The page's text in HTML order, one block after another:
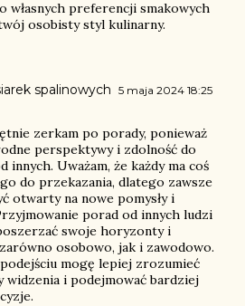
własnych preferencji smakowych
osobisty styl kulinarny.
spalinowych 5 maja 2024 18:25
zerkam po porady, ponieważ
perspektywy i zdolność do
innych. Uważam, że każdy ma coś
do przekazania, dlatego zawsze
otwarty na nowe pomysły i
porad od innych ludzi
swoje horyzonty i
osobowo, jak i zawodowo.
mogę lepiej zrozumieć
widzenia i podejmować bardziej